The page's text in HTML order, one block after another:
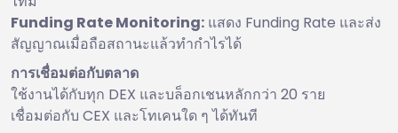
Funding Rate Monitoring: แสดง Funding Rate และส่ง
สัญญาณเมื่อถือสถานะแล้วทำกำไรได้
การเชื่อมต่อกับตลาด
ใช้งานได้กับทุก DEX และบล็อกเชนหลักกว่า 20 ราย
เชื่อมต่อกับ CEX และโทเคนใด ๆ ได้ทันที